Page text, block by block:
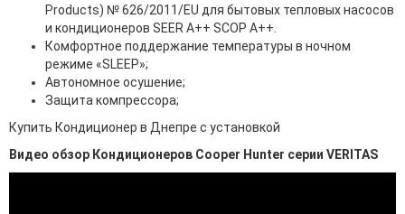
Products) № 626/2011/EU для бытовых тепловых насосов
и кондиционеров SEER A++ SCOP A++.
Комфортное поддержание температуры в ночном
режиме «SLEEP»;
Автономное осушение;
Защита компрессора;
Купить Кондиционер в Днепре с установкой
Видео обзор Кондиционеров Cooper Hunter серии VERITAS